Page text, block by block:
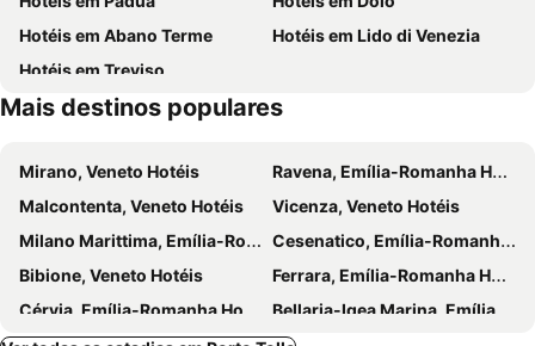
Hotéis em Abano Terme
Hotéis em Lido di Venezia
Hotéis em Treviso
Mais destinos populares
Mirano, Veneto Hotéis
Ravena, Emília-Romanha Hotéis
Malcontenta, Veneto Hotéis
Vicenza, Veneto Hotéis
Milano Marittima, Emília-Romanha Hotéis
Cesenatico, Emília-Romanha Hotéis
Bibione, Veneto Hotéis
Ferrara, Emília-Romanha Hotéis
Cérvia, Emília-Romanha Hotéis
Bellaria-Igea Marina, Emília-Romanha Hotéis